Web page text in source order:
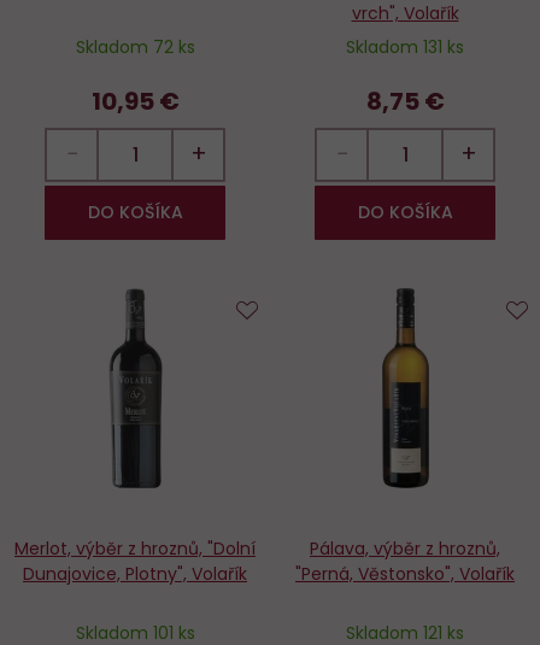
Skladom 72 ks
10,95 €
− +
DO KOŠÍKA
vrch", Volařík
Skladom 131 ks
8,75 €
− +
DO KOŠÍKA
Merlot, výběr z hroznů, "Dolní
Dunajovice, Plotny", Volařík
Skladom 101 ks
Pálava, výběr z hroznů,
"Perná, Věstonsko", Volařík
Skladom 121 ks